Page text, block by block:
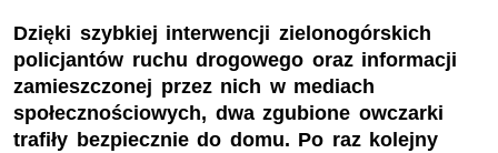
Dzięki szybkiej interwencji zielonogórskich
policjantów ruchu drogowego oraz informacji
zamieszczonej przez nich w mediach
społecznościowych, dwa zgubione owczarki
trafiły bezpiecznie do domu. Po raz kolejny